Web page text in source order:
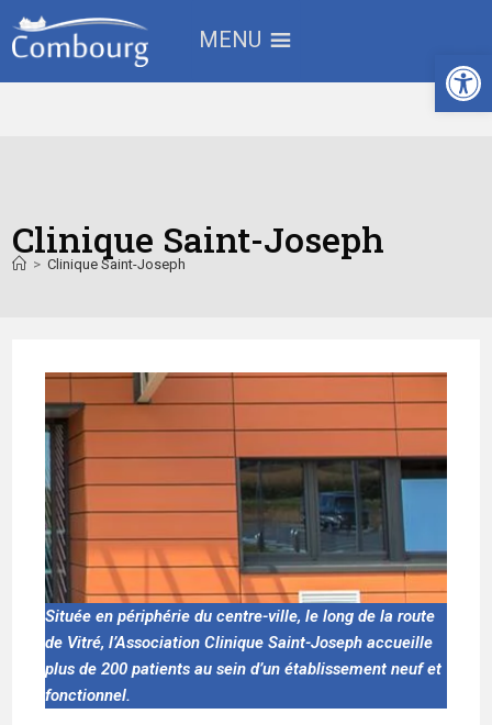
MENU
Clinique Saint-Joseph
> Clinique Saint-Joseph
Située en périphérie du centre-ville, le long de la route
de Vitré,l’AssociationClinique Saint-Joseph accueille
plus de 200 patients au sein d’un établissement neuf et
fonctionnel.